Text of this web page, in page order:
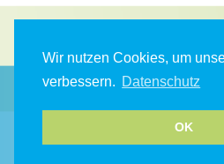
Wir nutzen Cookies, um
verbessern. Datenschutz
OK
©